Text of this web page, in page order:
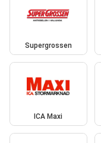
Supergrossen
ICA Maxi